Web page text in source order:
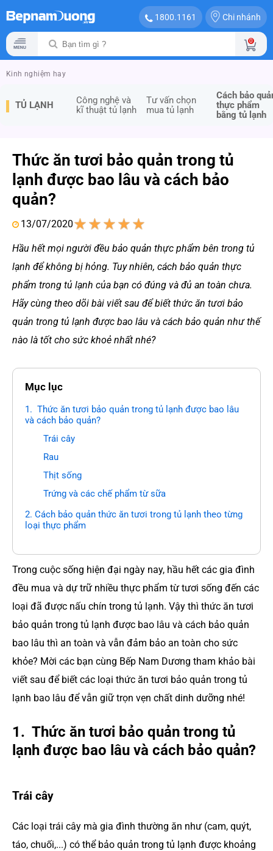
1800.1161 Chi nhánh
0
Kinh nghiệm hay
TỦ LẠNH
Công nghệ và
kĩ thuật tủ lạnh
Tư vấn chọn
mua tủ lạnh
Cách bảo
thực phẩm
bằng tủ lạnh
Thức ăn tươi bảo quản trong tủ
lạnh được bao lâu và cách bảo
quản?
13/07/2020
4
Hầu hết mọi người đều bảo quản thực phẩm bên trong tủ
lạnh để không bị hỏng. Tuy nhiên, cách bảo quản thực
phẩm trong tủ lạnh của bạn có đúng và đủ an toàn chưa.
Hãy cùng theo dõi bài viết sau để biết thức ăn tươi bảo
quản trong tủ lạnh được bao lâu và cách bảo quản như thế
nào là tốt cho sức khoẻ nhất nhé?
Mục lục
1. Thức ăn tươi bảo quản trong tủ lạnh được bao lâu
và cách bảo quản?
Trái cây
Rau
Thịt sống
Trứng và các chế phẩm từ sữa
2. Cách bảo quản thức ăn tươi trong tủ lạnh theo từng
loại thực phẩm
Trong cuộc sống hiện đại ngày nay, hầu hết các gia đình
đều mua và dự trữ nhiều thực phẩm từ tươi sống đến các
loại đã được nấu chín trong tủ lạnh. Vậy thì thức ăn tươi
bảo quản trong tủ lạnh được bao lâu và cách bảo quản
bao lâu thì an toàn và vẫn đảm bảo an toàn cho sức
khỏe? Mời các bạn cùng Bếp Nam Dương tham khảo bài
viết sau để biết các loại thức ăn tươi bảo quản trong tủ
lạnh bao lâu để vẫn giữ trọn vẹn chất dinh dưỡng nhé!
1. Thức ăn tươi bảo quản trong tủ
lạnh được bao lâu và cách bảo quản?
Trái cây
Các loại trái cây mà gia đình thường ăn như (cam, quýt,
táo, chuối,...) có thể bảo quản trong tủ lạnh được khoảng